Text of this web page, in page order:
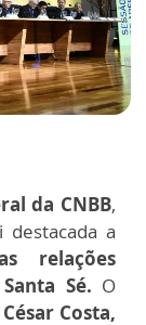
da CNBB,
destacada a
relações
Sé. O
Costa,